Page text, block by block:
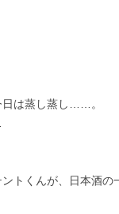
日は蒸し蒸し……。
トくんが、日本酒の